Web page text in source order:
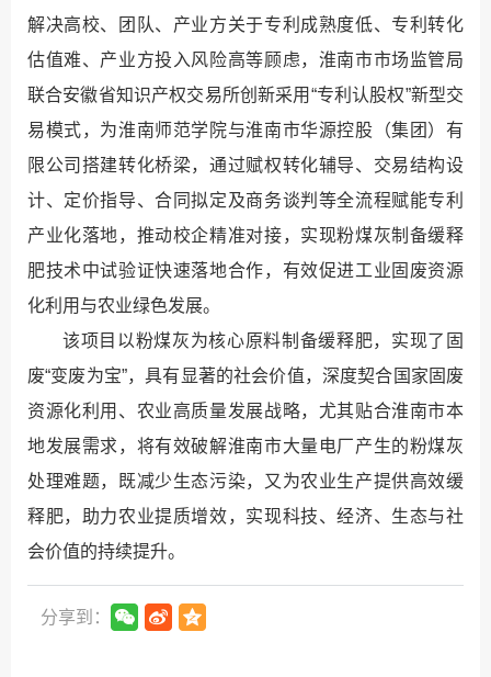
解决高校、团队、产业方关于专利成熟度低、专利转化
估值难、产业方投入风险高等顾虑，淮南市市场监管局
联合安徽省知识产权交易所创新采用“专利认股权”新型交
易模式，为淮南师范学院与淮南市华源控股（集团）有
限公司搭建转化桥梁，通过赋权转化辅导、交易结构设
计、定价指导、合同拟定及商务谈判等全流程赋能专利
产业化落地，推动校企精准对接，实现粉煤灰制备缓释
肥技术中试验证快速落地合作，有效促进工业固废资源
化利用与农业绿色发展。
该项目以粉煤灰为核心原料制备缓释肥，实现了固
废“变废为宝”，具有显著的社会价值，深度契合国家固废
资源化利用、农业高质量发展战略，尤其贴合淮南市本
地发展需求，将有效破解淮南市大量电厂产生的粉煤灰
处理难题，既减少生态污染，又为农业生产提供高效缓
释肥，助力农业提质增效，实现科技、经济、生态与社
会价值的持续提升。
分享到：